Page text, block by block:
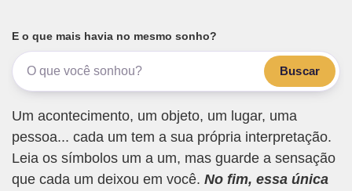
E o que mais havia no mesmo sonho?
Buscar
Um acontecimento, um objeto, um lugar, uma
pessoa... cada um tem a sua própria interpretação.
Leia os símbolos um a um, mas guarde a sensação
que cada um deixou em você. No fim, essa única